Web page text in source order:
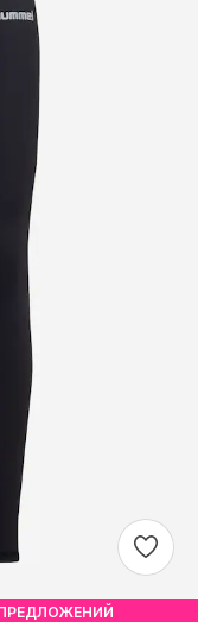
ПРЕДЛОЖЕНИЙ